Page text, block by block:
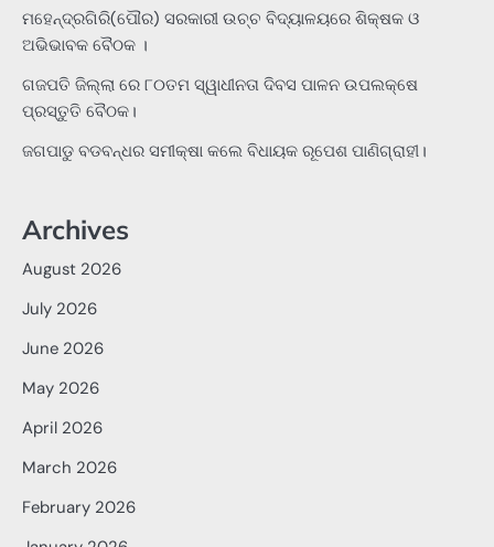
ମହେନ୍ଦ୍ରଗିରି(ପୌର) ସରକାରୀ ଉଚ୍ଚ ବିଦ୍ୟାଳୟରେ ଶିକ୍ଷକ ଓ
ଅଭିଭାବକ ବୈଠକ ।
ଗଜପତି ଜିଲ୍ଲା ରେ ୮୦ତମ ସ୍ୱାଧୀନତା ଦିବସ ପାଳନ ଉପଲକ୍ଷେ
ପ୍ରସ୍ତୁତି ବୈଠକ।
ଜଗପାଡୁ ବଡବନ୍ଧର ସମୀକ୍ଷା କଲେ ବିଧାୟକ ରୂପେଶ ପାଣିଗ୍ରାହୀ।
Archives
August 2026
July 2026
June 2026
May 2026
April 2026
March 2026
February 2026